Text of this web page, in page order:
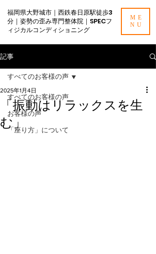
福岡県大野城市｜西鉄春日原駅徒歩3
分｜姿勢の歪み専門整体院｜SPECフ
ィジカルコンディショニング
ME
NU
記事
すべてのお客様の声
お客様の声
「座り方」について
すべてのお客様の声
「振動はリラックスを生
む」
2025年1月4日